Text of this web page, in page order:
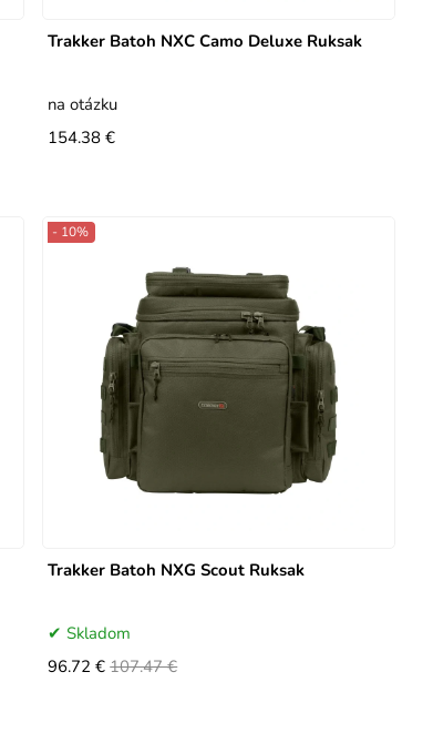
Trakker Batoh NXC Camo Deluxe Ruksak
na otázku
154.38 €
Trakker Batoh NXG Scout Ruksak
- 10%
Skladom
96.72 € 107.47 €